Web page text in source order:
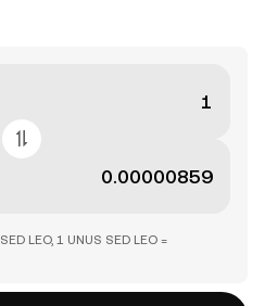
LEO, 1 UNUS SED LEO =